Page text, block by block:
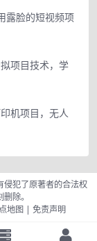
露脸的短视频项
项目技术，学
机项目，无人
侵犯了原著者的合法权
除。
地图 | 免责声明